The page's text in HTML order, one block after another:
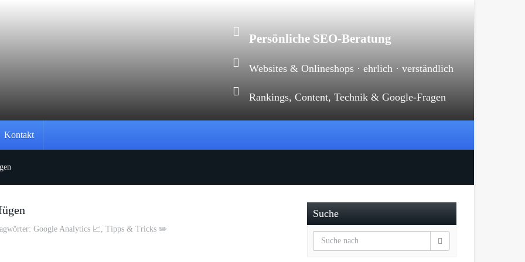
Persönliche SEO-Beratung
Websites & Onlineshops · ehrlich · verständlich
Rankings, Content, Technik & Google-Fragen
Kontakt
Google Analytics 📈, Tipps & Tricks ✏️
Suche